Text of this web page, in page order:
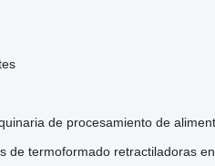
de procesamiento de
de termoformado retractiladoras